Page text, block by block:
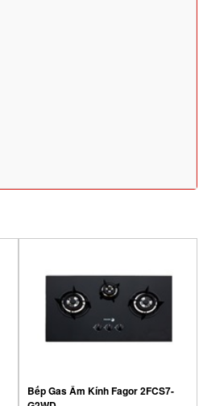
Bếp Gas Âm Kính Fagor 2FCS7-